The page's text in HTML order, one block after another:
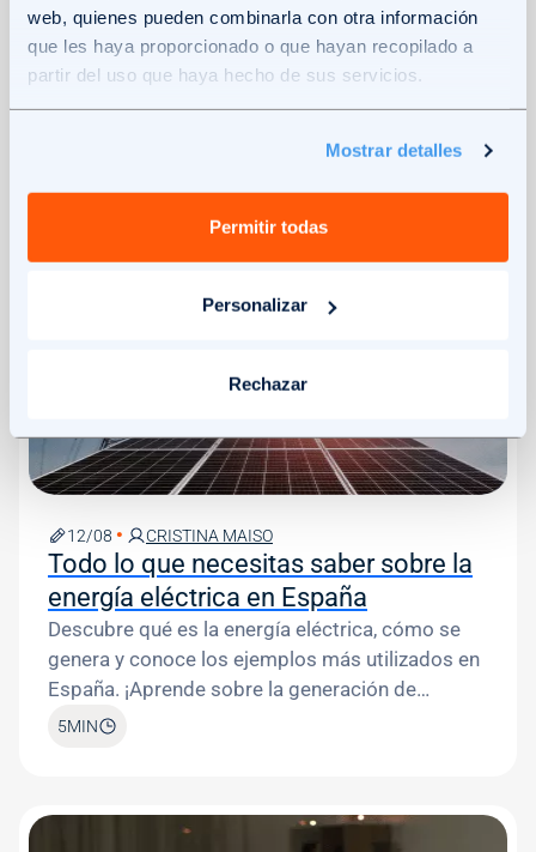
web, quienes pueden combinarla con otra información
que les haya proporcionado o que hayan recopilado a
partir del uso que haya hecho de sus servicios.
Mostrar detalles
Permitir todas
Personalizar
Rechazar
30/09 CRISTINA MAISO
Cómo calcular tu huella de carbono
Descubre cómo calcular tu huella de carbono,
comienza a reduce tu impacto ambiental y
contribuye a un futuro sostenible con Solar360.
12/08 CRISTINA MAISO
Todo lo que necesitas saber sobre la
energía eléctrica en España
Descubre qué es la energía eléctrica, cómo se
genera y conoce los ejemplos más utilizados en
España. ¡Aprende sobre la generación de
energía!
5MIN
Image